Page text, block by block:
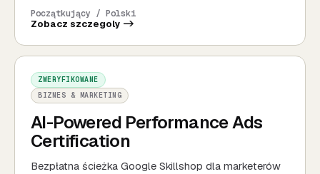
Początkujący / Polski
Zobacz szczegoly ->
ZWERYFIKOWANE
BIZNES & MARKETING
AI-Powered Performance Ads
Certification
Bezpłatna ścieżka Google Skillshop dla marketerów